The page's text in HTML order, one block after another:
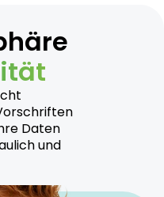
Daten
und